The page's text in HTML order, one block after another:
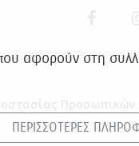
που αφορούν στη
ΠΕΡΙΣΣΟΤΕΡΕΣ